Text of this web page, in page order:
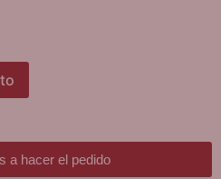
a hacer el pedido